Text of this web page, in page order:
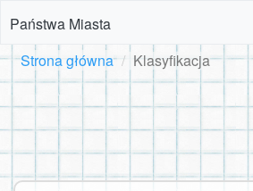
Państwa Miasta
Strona główna Klasyfikacja